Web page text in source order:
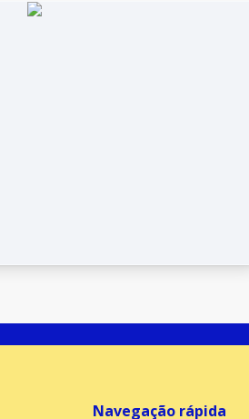
Navegação rápida